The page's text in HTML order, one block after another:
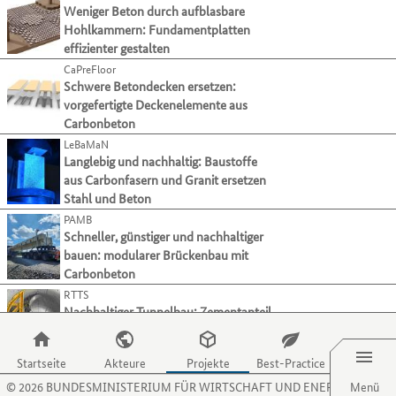
Verfahren
und
Aktivitäten
präsentieren.
gelangen.
Nutzen
Sie
Zugriffstaste
O,
zum
Menüpunkt
für
Organisationen
zu
gelangen.
Nutzen
Sie
die
Zugriffstaste
zum
Menüpunkt
für
der
Tabulatortaste
können
Sie
zur
jeweils
Kategorie
bzw.
Kriterium
wechseln.
Faserspritzen(4)
Faserwickeln(17)
Gießen (Beton)(9)
Handlaminieren(9)
Harzinfusionsverfahren(15)
Harzinjektionsverfahren(12)
Prepreg-Verarbeitung(23)
Spritzen (Beton)(2)
Vakuum-Infusion(12)
Sonstige (31)
Fügen
Textiltechnik
Urformen
Hauptkategorie
Material
Hauptkategorie
Branche
Mit
der
Tabulatortaste
Sie
zum
nächsten
Projekt
springen.
Weniger Beton durch aufblasbare
Hohlkammern: Fundamentplatten
effizienter gestalten
CaPreFloor
Schwere Betondecken ersetzen:
vorgefertigte Deckenelemente aus
Carbonbeton
LeBaMaN
Langlebig und nachhaltig: Baustoffe
aus Carbonfasern und Granit ersetzen
Stahl und Beton
PAMB
Schneller, günstiger und nachhaltiger
bauen: modularer Brückenbau mit
Carbonbeton
RTTS
Nachhaltiger Tunnelbau: Zementanteil
reduzieren, Aushub wiederverwerten
WallConnEct
Automatisiert und nachhaltig bauen:
Startseite
Akteure Projekte
Best-Practice
Menü
© 2026 BUNDESMINISTERIUM FÜR WIRTSCHAFT UND ENERGIE